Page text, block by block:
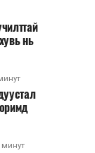
нь
минут